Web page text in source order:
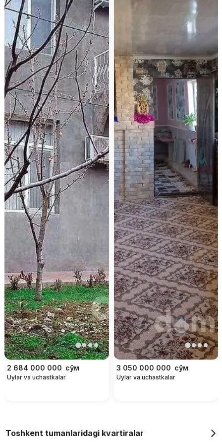
2 684 000 000 сўм
Uylar va uchastkalar
3 050 000 000 сўм
Uylar va uchastkalar
Toshkent tumanlaridagi kvartiralar